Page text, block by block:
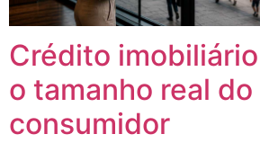
Crédito
o tamanho real
consumidor